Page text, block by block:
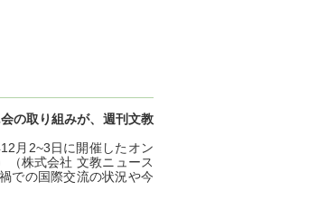
の取り組みが、週刊文教
月2~3日に開催したオン
（株式会社 文教ニュース
での国際交流の状況や今